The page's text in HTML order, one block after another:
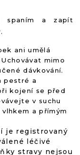
spaním a zapít
ani umělá
mimo
dávkování.
pestré a
kojení se před
v suchu
a přímým
je registrovaný
léčivé
stravy nejsou